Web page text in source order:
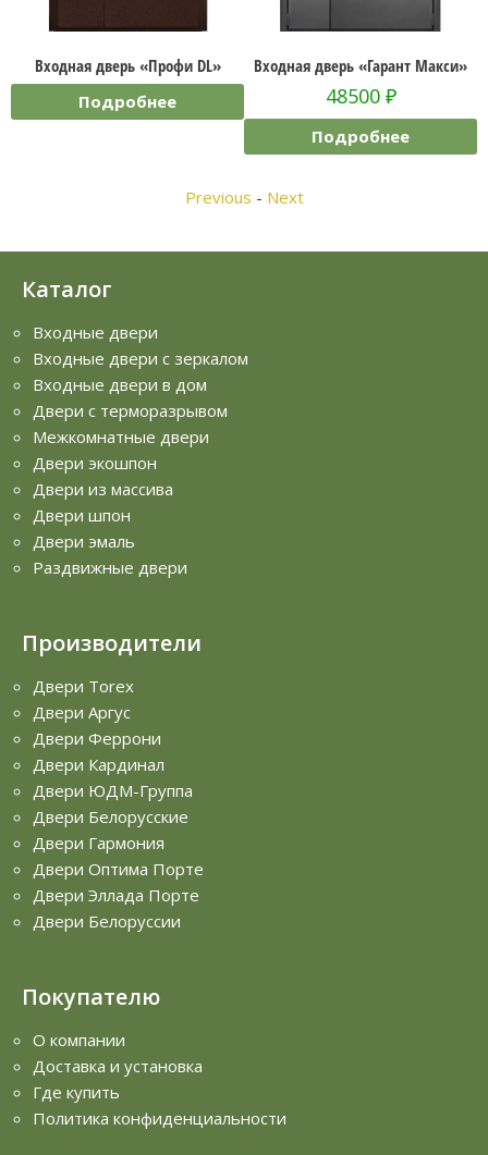
Входная дверь «Профи DL»
Подробнее
Входная дверь «Гарант Макси»
48500₽
Подробнее
Previous - Next
Каталог
Входные двери
Входные двери с зеркалом
Входные двери в дом
Двери с терморазрывом
Межкомнатные двери
Двери экошпон
Двери из массива
Двери шпон
Двери эмаль
Раздвижные двери
Производители
Двери Torex
Двери Аргус
Двери Феррони
Двери Кардинал
Двери ЮДМ-Группа
Двери Белорусские
Двери Гармония
Двери Оптима Порте
Двери Эллада Порте
Двери Белоруссии
Покупателю
О компании
Доставка и установка
Где купить
Политика конфиденциальности